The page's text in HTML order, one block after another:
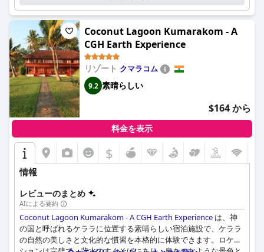
Coconut Lagoon Kumarakom - A
CGH Earth Experience
リゾート クマラコム
9.2 素晴らしい
$164 から
料金を表示
$
情報
レビューのまとめ
AIによる要約
Coconut Lagoon Kumarakom - A CGH Earth Experience は、神
の国と呼ばれるケララに位置する素晴らしい宿泊施設で、ケララ
の自然の美しさと文化的な慣習を本格的に体験できます。ロケー